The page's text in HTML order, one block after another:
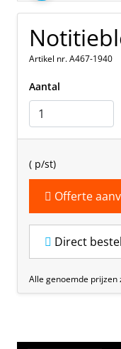
Artikel nr. A467-1940
Aantal
( p/st)
Offerte
Direct
Alle genoemde prijzen